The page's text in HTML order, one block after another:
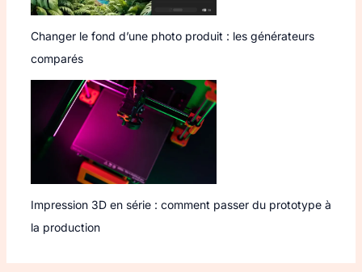
Changer le fond d’une photo produit : les générateurs
comparés
Impression 3D en série : comment passer du prototype à
la production